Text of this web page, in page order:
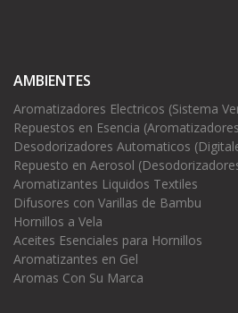
AMBIENTES
Aromatizadores Electricos (Sistema
Repuestos en Esencia
Desodorizadores Automaticos
Repuesto en Aerosol
Aromatizantes Liquidos Textiles
Difusores con Varillas de Bambu
Hornillos a Vela
Aceites Esenciales para Hornillos
Aromatizantes en Gel
Aromas Con Su Marca